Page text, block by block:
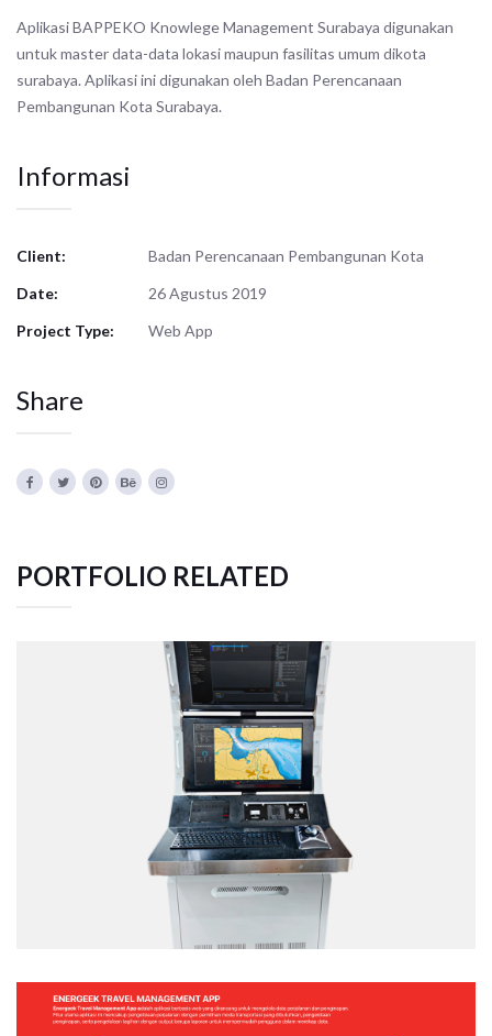
Aplikasi BAPPEKO Knowlege Management Surabaya digunakan
untuk master data-data lokasi maupun fasilitas umum dikota
surabaya. Aplikasi ini digunakan oleh Badan Perencanaan
Pembangunan Kota Surabaya.
Informasi
Client:
Badan Perencanaan Pembangunan Kota
Date:
26 Agustus 2019
Project Type:
Web App
Share
PORTFOLIO RELATED
TACTICAL TEAM TRAINER – NAVAL
SIMULATION SYSTEM
Web Application